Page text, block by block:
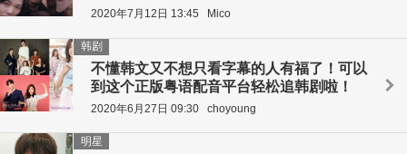
2020年7月12日 13:45 Mico
不懂韩文又不想只看字幕的人有福了！可以
到这个正版粤语配音平台轻松追韩剧啦！
韩剧
2020年6月27日 09:30 choyoung
明星